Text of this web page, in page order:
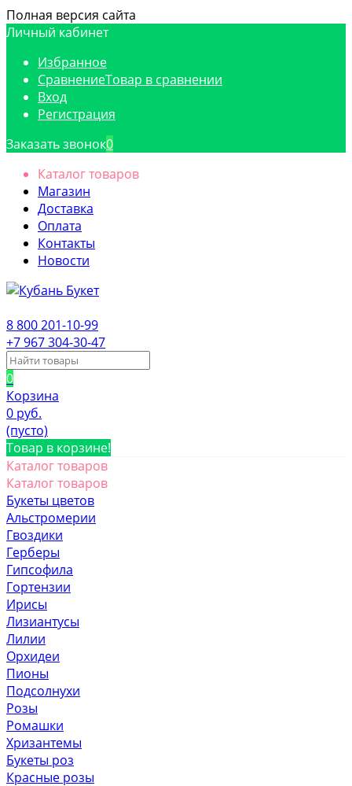
Полная версия сайта
Личный кабинет
Избранное
СравнениеТовар в сравнении
Вход
Регистрация
Заказать звонок0
Каталог товаров
Магазин
Доставка
Оплата
Контакты
Новости
8 800 201-10-99
+7 967 304-30-47
0
Корзина
0 руб.
(пусто)
Товар в корзине!
Каталог товаров
Каталог товаров
Букеты цветов
Альстромерии
Гвоздики
Герберы
Гипсофила
Гортензии
Ирисы
Лизиантусы
Лилии
Орхидеи
Пионы
Подсолнухи
Розы
Ромашки
Хризантемы
Букеты роз
Красные розы